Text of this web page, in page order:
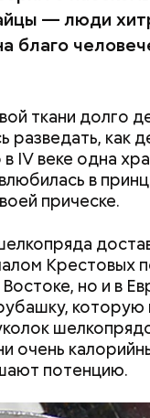
— люди
благо
ткани долго
разведать, как
IV веке одна
в
прическе.
Крестовых
но и в
которую
очень
потенцию.
считали
и земледельцы
«Кто
всякий час